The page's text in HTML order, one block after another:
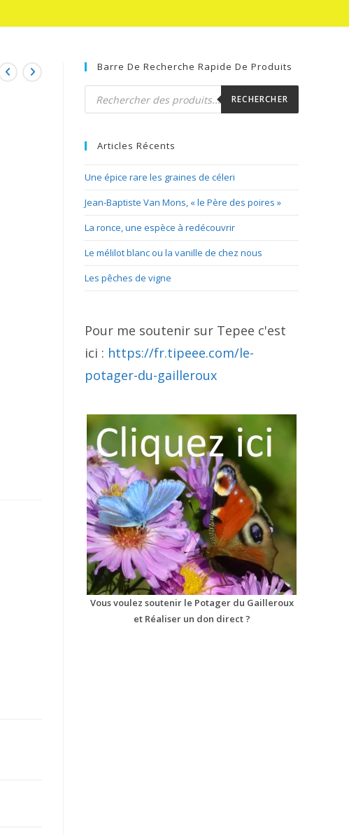
Barre De Recherche Rapide De Produits
Recherche
produits
RECHERCHER
Articles Récents
Une épice rare les graines de céleri
Jean-Baptiste Van Mons, « le Père des poires »
La ronce, une espèce à redécouvrir
Le mélilot blanc ou la vanille de chez nous
Les pêches de vigne
Pour me soutenir sur Tepee c'est
ici : https://fr.tipeee.com/le-
potager-du-gailleroux
Vous voulez soutenir le Potager du Gailleroux
et Réaliser un don direct ?